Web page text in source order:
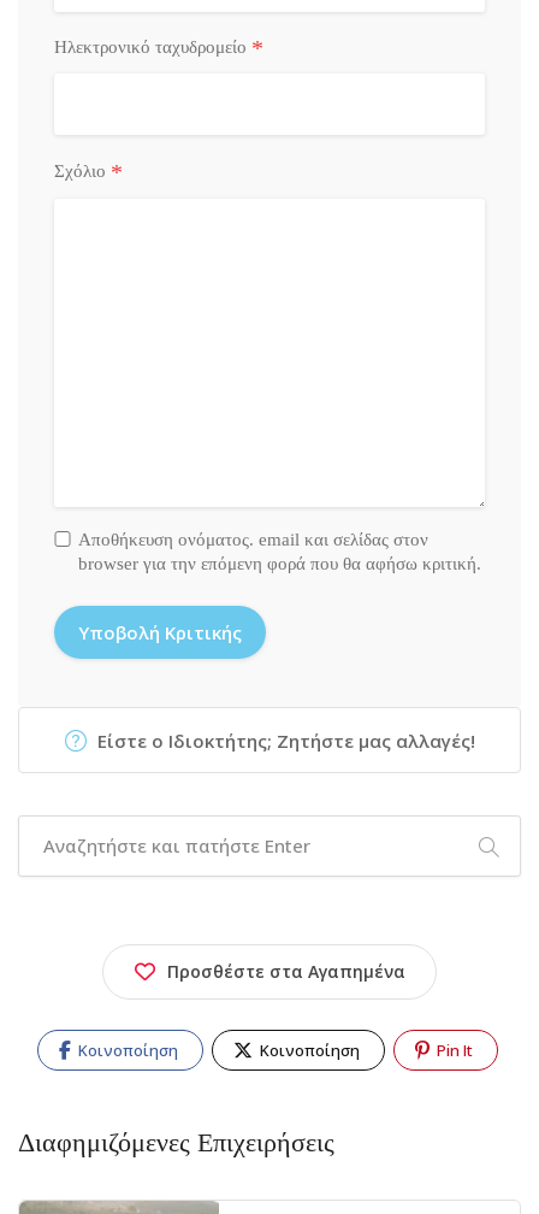
Ηλεκτρονικό ταχυδρομείο *
Σχόλιο *
Αποθήκευση ονόματος. email και σελίδας στον
browser για την επόμενη φορά που θα αφήσω κριτική.
Είστε ο Ιδιοκτήτης; Ζητήστε μας αλλαγές!
Προσθέστε στα Αγαπημένα
Κοινοποίηση Κοινοποίηση Pin It
Διαφημιζόμενες Επιχειρήσεις